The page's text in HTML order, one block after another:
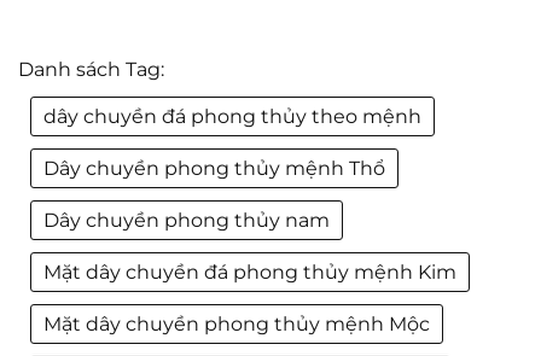
Danh sách Tag:
dây chuyền đá phong thủy theo mệnh
Dây chuyền phong thủy mệnh Thổ
Dây chuyền phong thủy nam
Mặt dây chuyền đá phong thủy mệnh Kim
Mặt dây chuyền phong thủy mệnh Mộc